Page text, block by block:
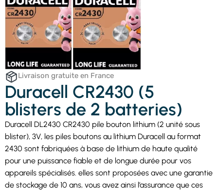
Livraison gratuite en France
Duracell CR2430 (5
blisters de 2 batteries)
Duracell DL2430 CR2430 pile bouton lithium (2 unité sous
blister), 3V, les piles boutons au lithium Duracell au format
2430 sont fabriquées à base de lithium de haute qualité
pour une puissance fiable et de longue durée pour vos
appareils spécialisés. elles sont proposées avec une garantie
de stockage de 10 ans, vous avez ainsi l’assurance que ces